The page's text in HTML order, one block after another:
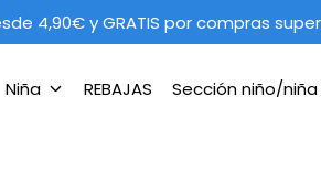
4,90€ y GRATIS por compras
Niña REBAJAS Sección niño/